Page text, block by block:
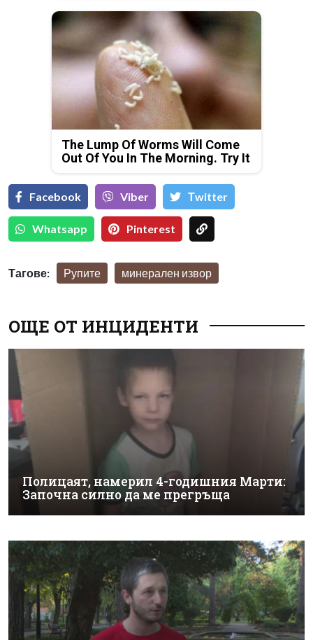
The Lump Of Worms Will Come
Out Of You In The Morning. Try It
Facebook Viber Тwitter
Whatsapp Pinterest
Тагове: Рупите минерален извор
ОЩЕ ОТ ИНЦИДЕНТИ
Полицаят, намерил 4-годишния Марти:
Започна силно да ме прегръща